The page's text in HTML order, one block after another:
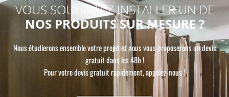
VOUS SOUHAITEZ INSTALLER UN DE
NOS PRODUITS SUR MESURE ?
Nous étudierons ensemble votre projet et nous vous proposerons un devis
gratuit dans les 48h !
Pour votre devis gratuit rapidement, appelez-nous !